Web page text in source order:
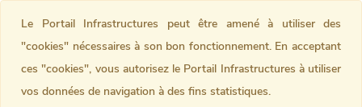
Le Portail Infrastructures peut être amené à utiliser des
"cookies" nécessaires à son bon fonctionnement. En acceptant
ces "cookies", vous autorisez le Portail Infrastructures à utiliser
vos données de navigation à des fins statistiques.